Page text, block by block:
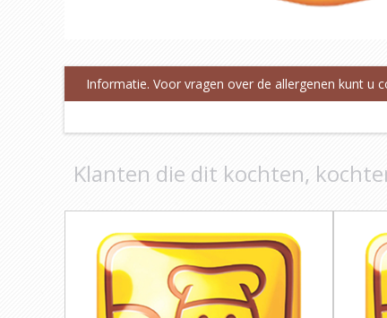
Informatie. Voor vragen over de allergenen kunt u
Klanten die dit kochten,